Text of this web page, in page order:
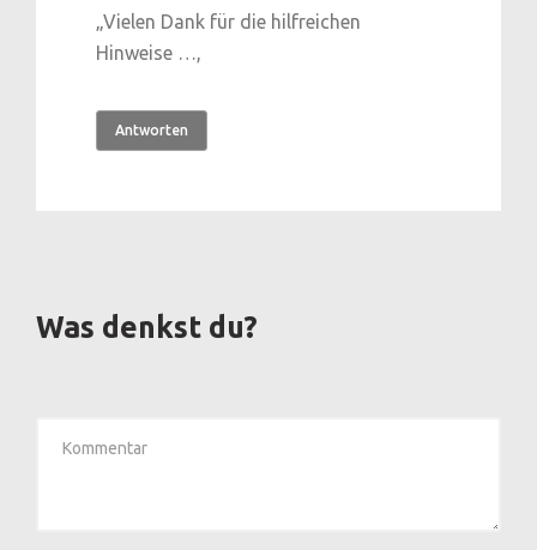
„Vielen Dank für die hilfreichen
Hinweise …,
Antworten
Was denkst du?